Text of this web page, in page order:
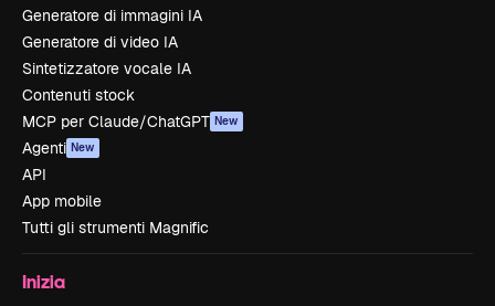
Generatore di immagini IA
Generatore di video IA
Sintetizzatore vocale IA
Contenuti stock
MCP per Claude/ChatGPT New
Agenti New
API
App mobile
Tutti gli strumenti Magnific
Inizia